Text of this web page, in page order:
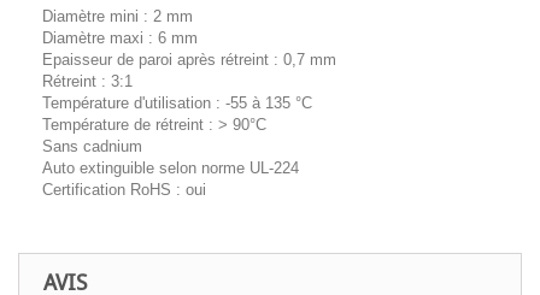
Diamètre mini : 2 mm
Diamètre maxi : 6 mm
Epaisseur de paroi après rétreint : 0,7 mm
Rétreint : 3:1
Température d'utilisation : -55 à 135 °C
Température de rétreint : > 90°C
Sans cadnium
Auto extinguible selon norme UL-224
Certification RoHS : oui
AVIS